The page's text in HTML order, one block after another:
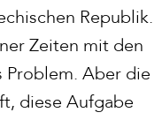
Republik.
Zeiten mit den
Problem. Aber die
diese Aufgabe